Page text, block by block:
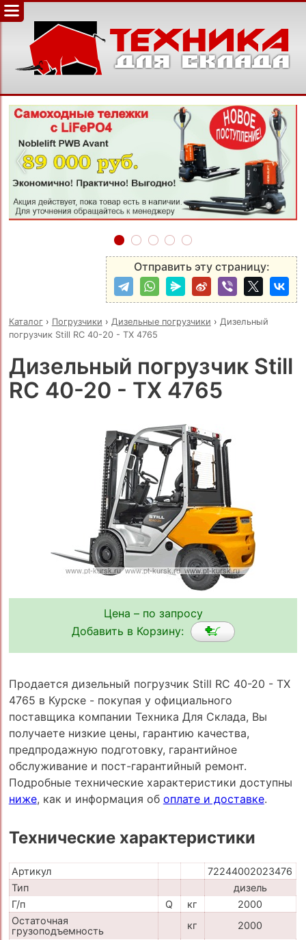
‹ ›
Отправить эту страницу:
Каталог› Погрузчики › Дизельные погрузчики › Дизельный
погрузчик Still RC 40-20 - TX 4765
Дизельный погрузчик Still
RC 40-20 - TX 4765
Цена – по запросу
Добавить в Корзину:
Продается дизельный погрузчик Still RC 40-20 - TX
4765 в Курске - покупая у официального
поставщика компании Техника Для Склада, Вы
получаете низкие цены, гарантию качества,
предпродажную подготовку, гарантийное
обслуживание и пост-гарантийный ремонт.
Подробные технические характеристики доступны
ниже, как и информация об оплате и доставке.
Технические характеристики
Артикул
72244002023476
Тип
дизель
Г/п
Q кг
2000
Остаточная
грузоподъемность
кг
2000